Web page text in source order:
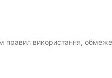
правил використання,